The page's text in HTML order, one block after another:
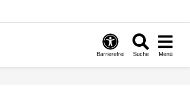
Barrierefrei Suche Menü